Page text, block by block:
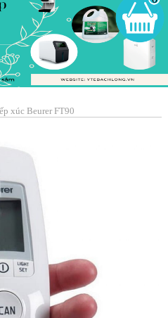
xúc Beurer FT90